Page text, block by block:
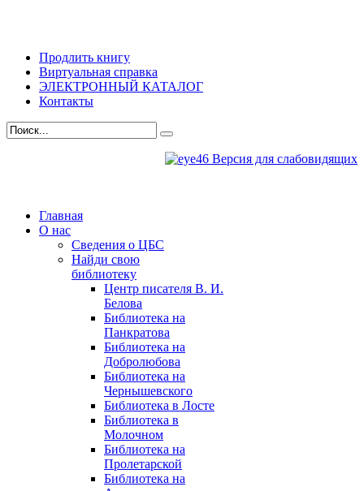
Продлить книгу
Виртуальная справка
ЭЛЕКТРОННЫЙ КАТАЛОГ
Контакты
Версия для слабовидящих
Главная
О нас
Сведения о ЦБС
Найди свою
библиотеку
Центр писателя В. И.
Белова
Библиотека на
Панкратова
Библиотека на
Добролюбова
Библиотека на
Чернышевского
Библиотека в Лосте
Библиотека в
Молочном
Библиотека на
Пролетарской
Библиотека на